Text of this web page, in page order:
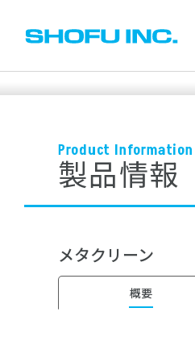
セメント・プライマー・
ワックス
ホワイトニング
※スペースで区切って複数検
検索対象： すべて
よく検索されているワー
Product Information
製品情報
メタクリーン
概要